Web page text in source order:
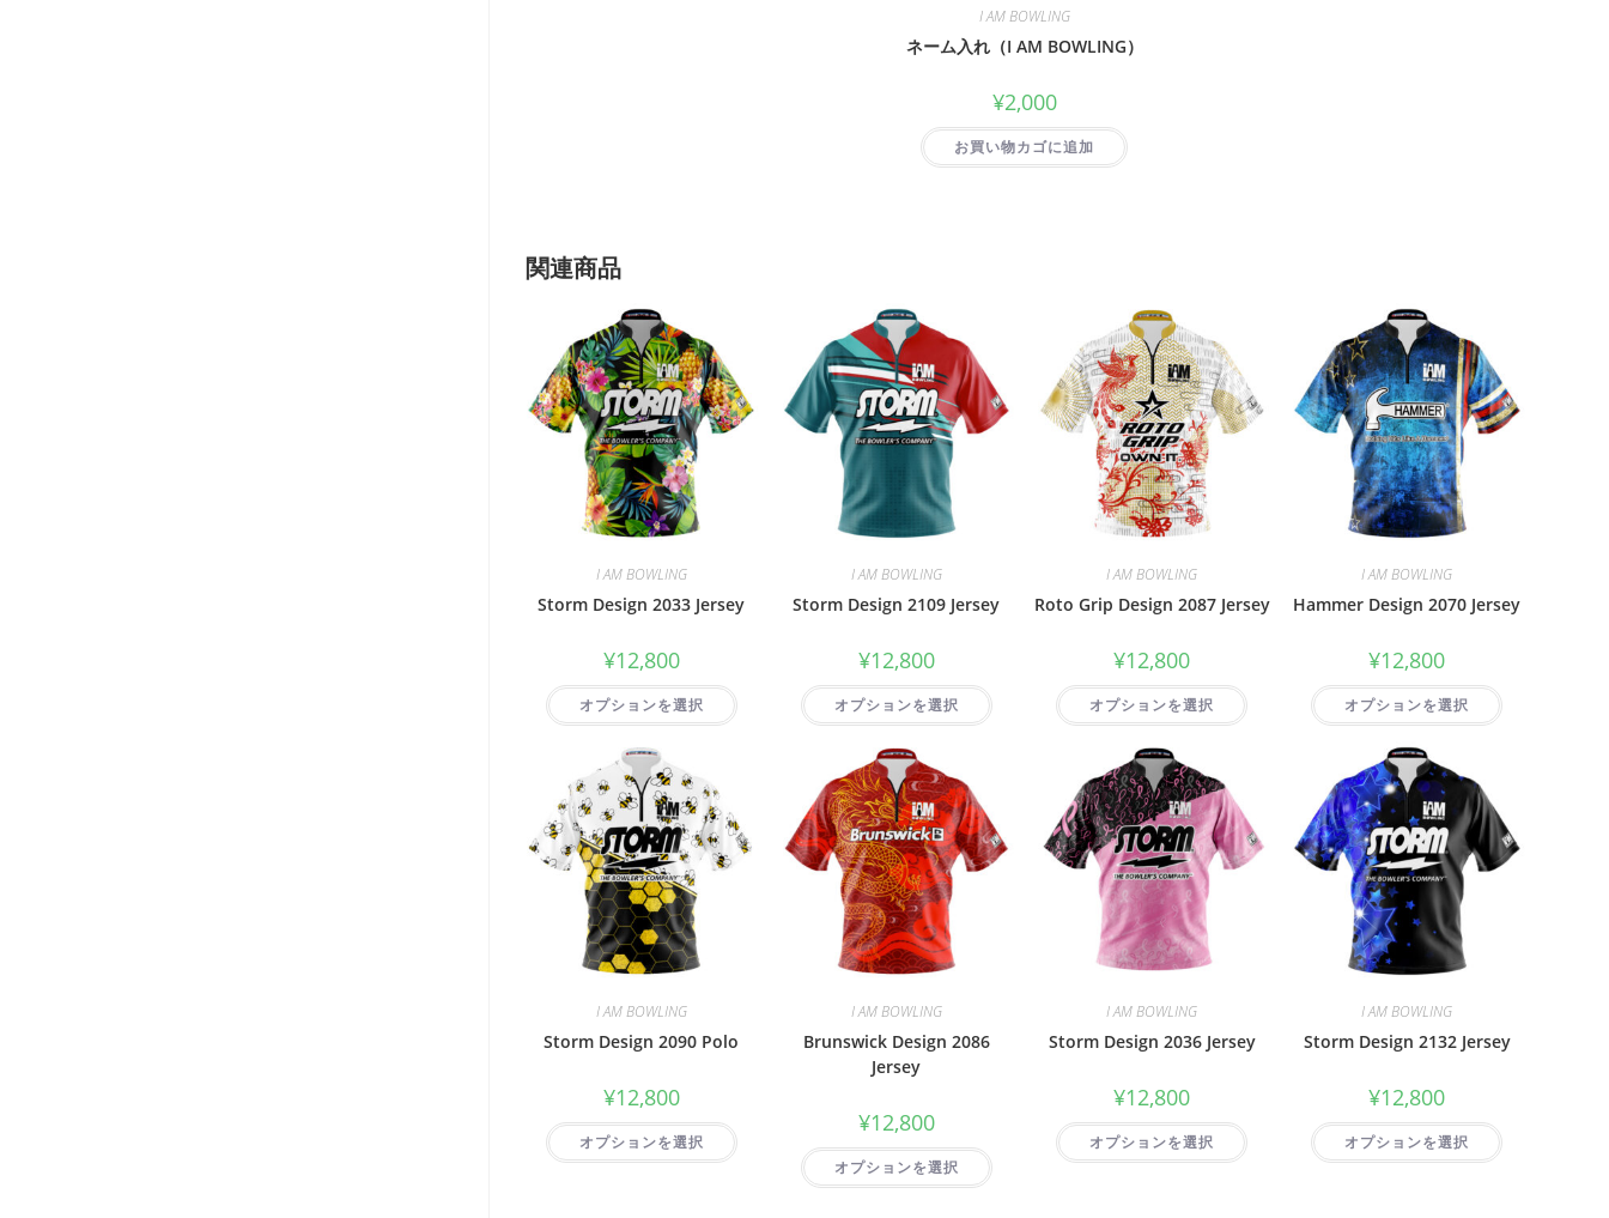
I AM BOWLING
ネーム入れ（I AM BOWLING）
¥2,000
お買い物カゴに追加
関連商品
I AM BOWLING
Storm Design 2033 Jersey
¥12,800
オプションを選択
I AM BOWLING
Storm Design 2109 Jersey
¥12,800
オプションを選択
I AM BOWLING
Roto Grip Design 2087 Jersey
¥12,800
オプションを選択
I AM BOWLING
Hammer Design 2070 Jersey
¥12,800
オプションを選択
I AM BOWLING
Storm Design 2090 Polo
¥12,800
オプションを選択
I AM BOWLING
Brunswick Design 2086
Jersey
¥12,800
オプションを選択
I AM BOWLING
Storm Design 2036 Jersey
¥12,800
オプションを選択
I AM BOWLING
Storm Design 2132 Jersey
¥12,800
オプションを選択